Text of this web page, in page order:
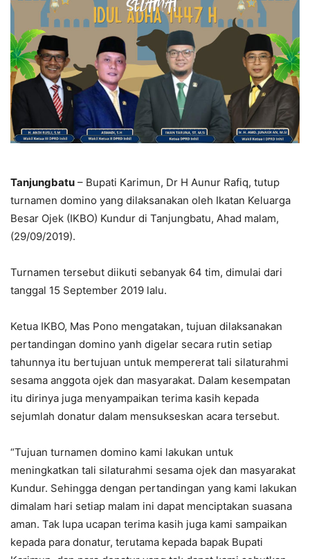
Tanjungbatu – Bupati Karimun, Dr H Aunur Rafiq, tutup
turnamen domino yang dilaksanakan oleh Ikatan Keluarga
Besar Ojek (IKBO) Kundur di Tanjungbatu, Ahad malam,
(29/09/2019).
Turnamen tersebut diikuti sebanyak 64 tim, dimulai dari
tanggal 15 September 2019 lalu.
Ketua IKBO, Mas Pono mengatakan, tujuan dilaksanakan
pertandingan domino yanh digelar secara rutin setiap
tahunnya itu bertujuan untuk mempererat tali silaturahmi
sesama anggota ojek dan masyarakat. Dalam kesempatan
itu dirinya juga menyampaikan terima kasih kepada
sejumlah donatur dalam mensukseskan acara tersebut.
“Tujuan turnamen domino kami lakukan untuk
meningkatkan tali silaturahmi sesama ojek dan masyarakat
Kundur. Sehingga dengan pertandingan yang kami lakukan
dimalam hari setiap malam ini dapat menciptakan suasana
aman. Tak lupa ucapan terima kasih juga kami sampaikan
kepada para donatur, terutama kepada bapak Bupati